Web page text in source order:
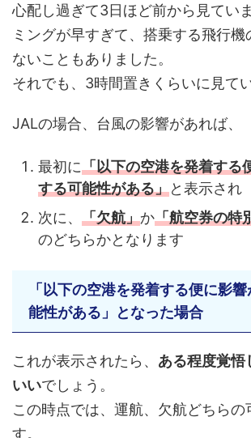
心配し過ぎて3日ほど前から見てい
ミングが早すぎて、搭乗する飛行機
ないこともありました。
それでも、3時間置きくらいに見て
JALの場合、台風の影響があれば、
最初に「以下の空港を発着する
する可能性がある」と表示され
次に、 「欠航」か「航空券の特
のどちらかとなります
「以下の空港を発着する便に影
能性がある」となった場合
これが表示されたら、 ある程度覚悟
いいでしょう。
この時点では、運航、欠航どちらの
す。